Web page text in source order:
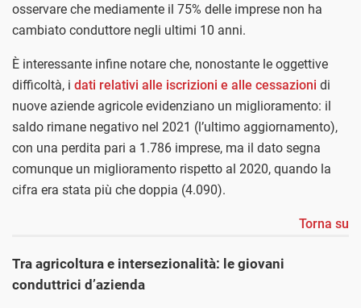
osservare che mediamente il 75% delle imprese non ha
cambiato conduttore negli ultimi 10 anni.
È interessante infine notare che, nonostante le oggettive
difficoltà, i dati relativi alle iscrizioni e alle cessazioni di
nuove aziende agricole evidenziano un miglioramento: il
saldo rimane negativo nel 2021 (l’ultimo aggiornamento),
con una perdita pari a 1.786 imprese, ma il dato segna
comunque un miglioramento rispetto al 2020, quando la
cifra era stata più che doppia (4.090).
Torna su
Tra agricoltura e intersezionalità: le giovani
conduttrici d’azienda